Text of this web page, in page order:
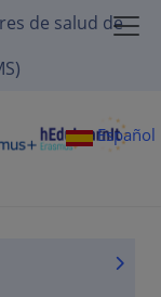
de salud de
Español